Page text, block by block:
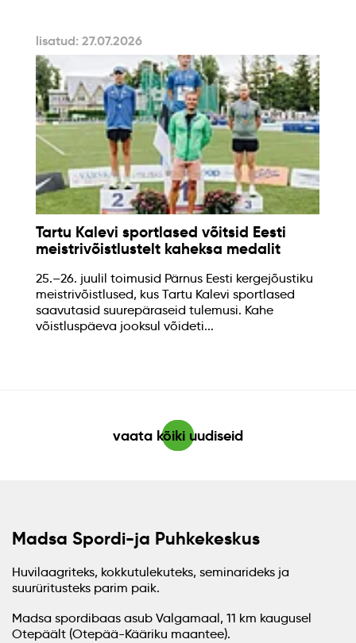
lisatud: 27.07.2026
Tartu Kalevi sportlased võitsid Eesti
meistrivõistlustelt kaheksa medalit
25.–26. juulil toimusid Pärnus Eesti kergejõustiku
meistrivõistlused, kus Tartu Kalevi sportlased
saavutasid suurepäraseid tulemusi. Kahe
võistluspäeva jooksul võideti...
vaata kõiki uudiseid
Madsa Spordi-ja Puhkekeskus
Huvilaagriteks, kokkutulekuteks, seminarideks ja
suurüritusteks parim paik.
Madsa spordibaas asub Valgamaal, 11 km kaugusel
Otepäält (Otepää-Kääriku maantee).